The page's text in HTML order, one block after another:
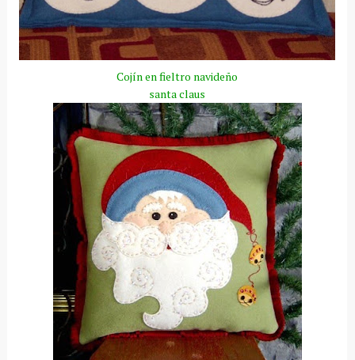
Cojínen fieltro navideño
santaclaus